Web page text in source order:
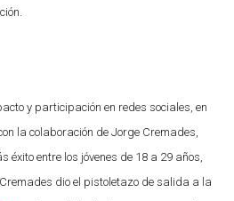
y participación en redes sociales, en
la colaboración de Jorge Cremades,
éxito entre los jóvenes de 18 a 29 años,
dio el pistoletazo de salida a la